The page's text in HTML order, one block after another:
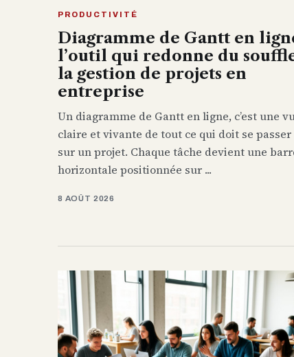
PRODUCTIVITÉ
Diagramme de Gantt en
l’outil qui redonne du
la gestion de projets en
entreprise
Un diagramme de Gantt en ligne, c’est une
claire et vivante de tout ce qui doit se passer
sur un projet. Chaque tâche devient une
horizontale positionnée sur ...
8 AOÛT 2026